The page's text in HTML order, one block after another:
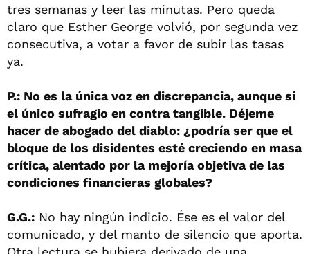
tres semanas y leer las minutas. Pero queda
claro que Esther George volvió, por segunda vez
consecutiva, a votar a favor de subir las tasas
ya.
P.: No es la única voz en discrepancia, aunque sí
el único sufragio en contra tangible. Déjeme
hacer de abogado del diablo: ¿podría ser que el
bloque de los disidentes esté creciendo en masa
crítica, alentado por la mejoría objetiva de las
condiciones financieras globales?
G.G.: No hay ningún indicio. Ése es el valor del
comunicado, y del manto de silencio que aporta.